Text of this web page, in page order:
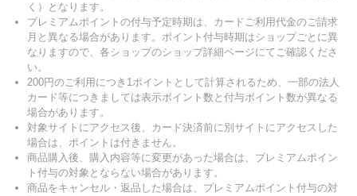
く）となります。
プレミアムポイントの付与予定時期は、カードご利用代金のご請求
月と異なる場合があります。ポイント付与時期はショップごとに異
なりますので、各ショップのショップ詳細ページにてご確認くださ
い。
200円のご利用につき1ポイントとして計算されるため、一部の法人
カード等につきましては表示ポイント数と付与ポイント数が異なる
場合があります。
対象サイトにアクセス後、カード決済前に別サイトにアクセスした
場合は、ポイントは付きません。
商品購入後、購入内容等に変更があった場合は、プレミアムポイン
ト付与の対象とならない場合があります。
商品をキャンセル・返品した場合は、プレミアムポイント付与の対